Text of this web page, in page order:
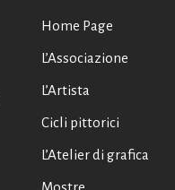
Home Page
L’Associazione
L’Artista
Cicli pittorici
L’Atelier di grafica
Mostre